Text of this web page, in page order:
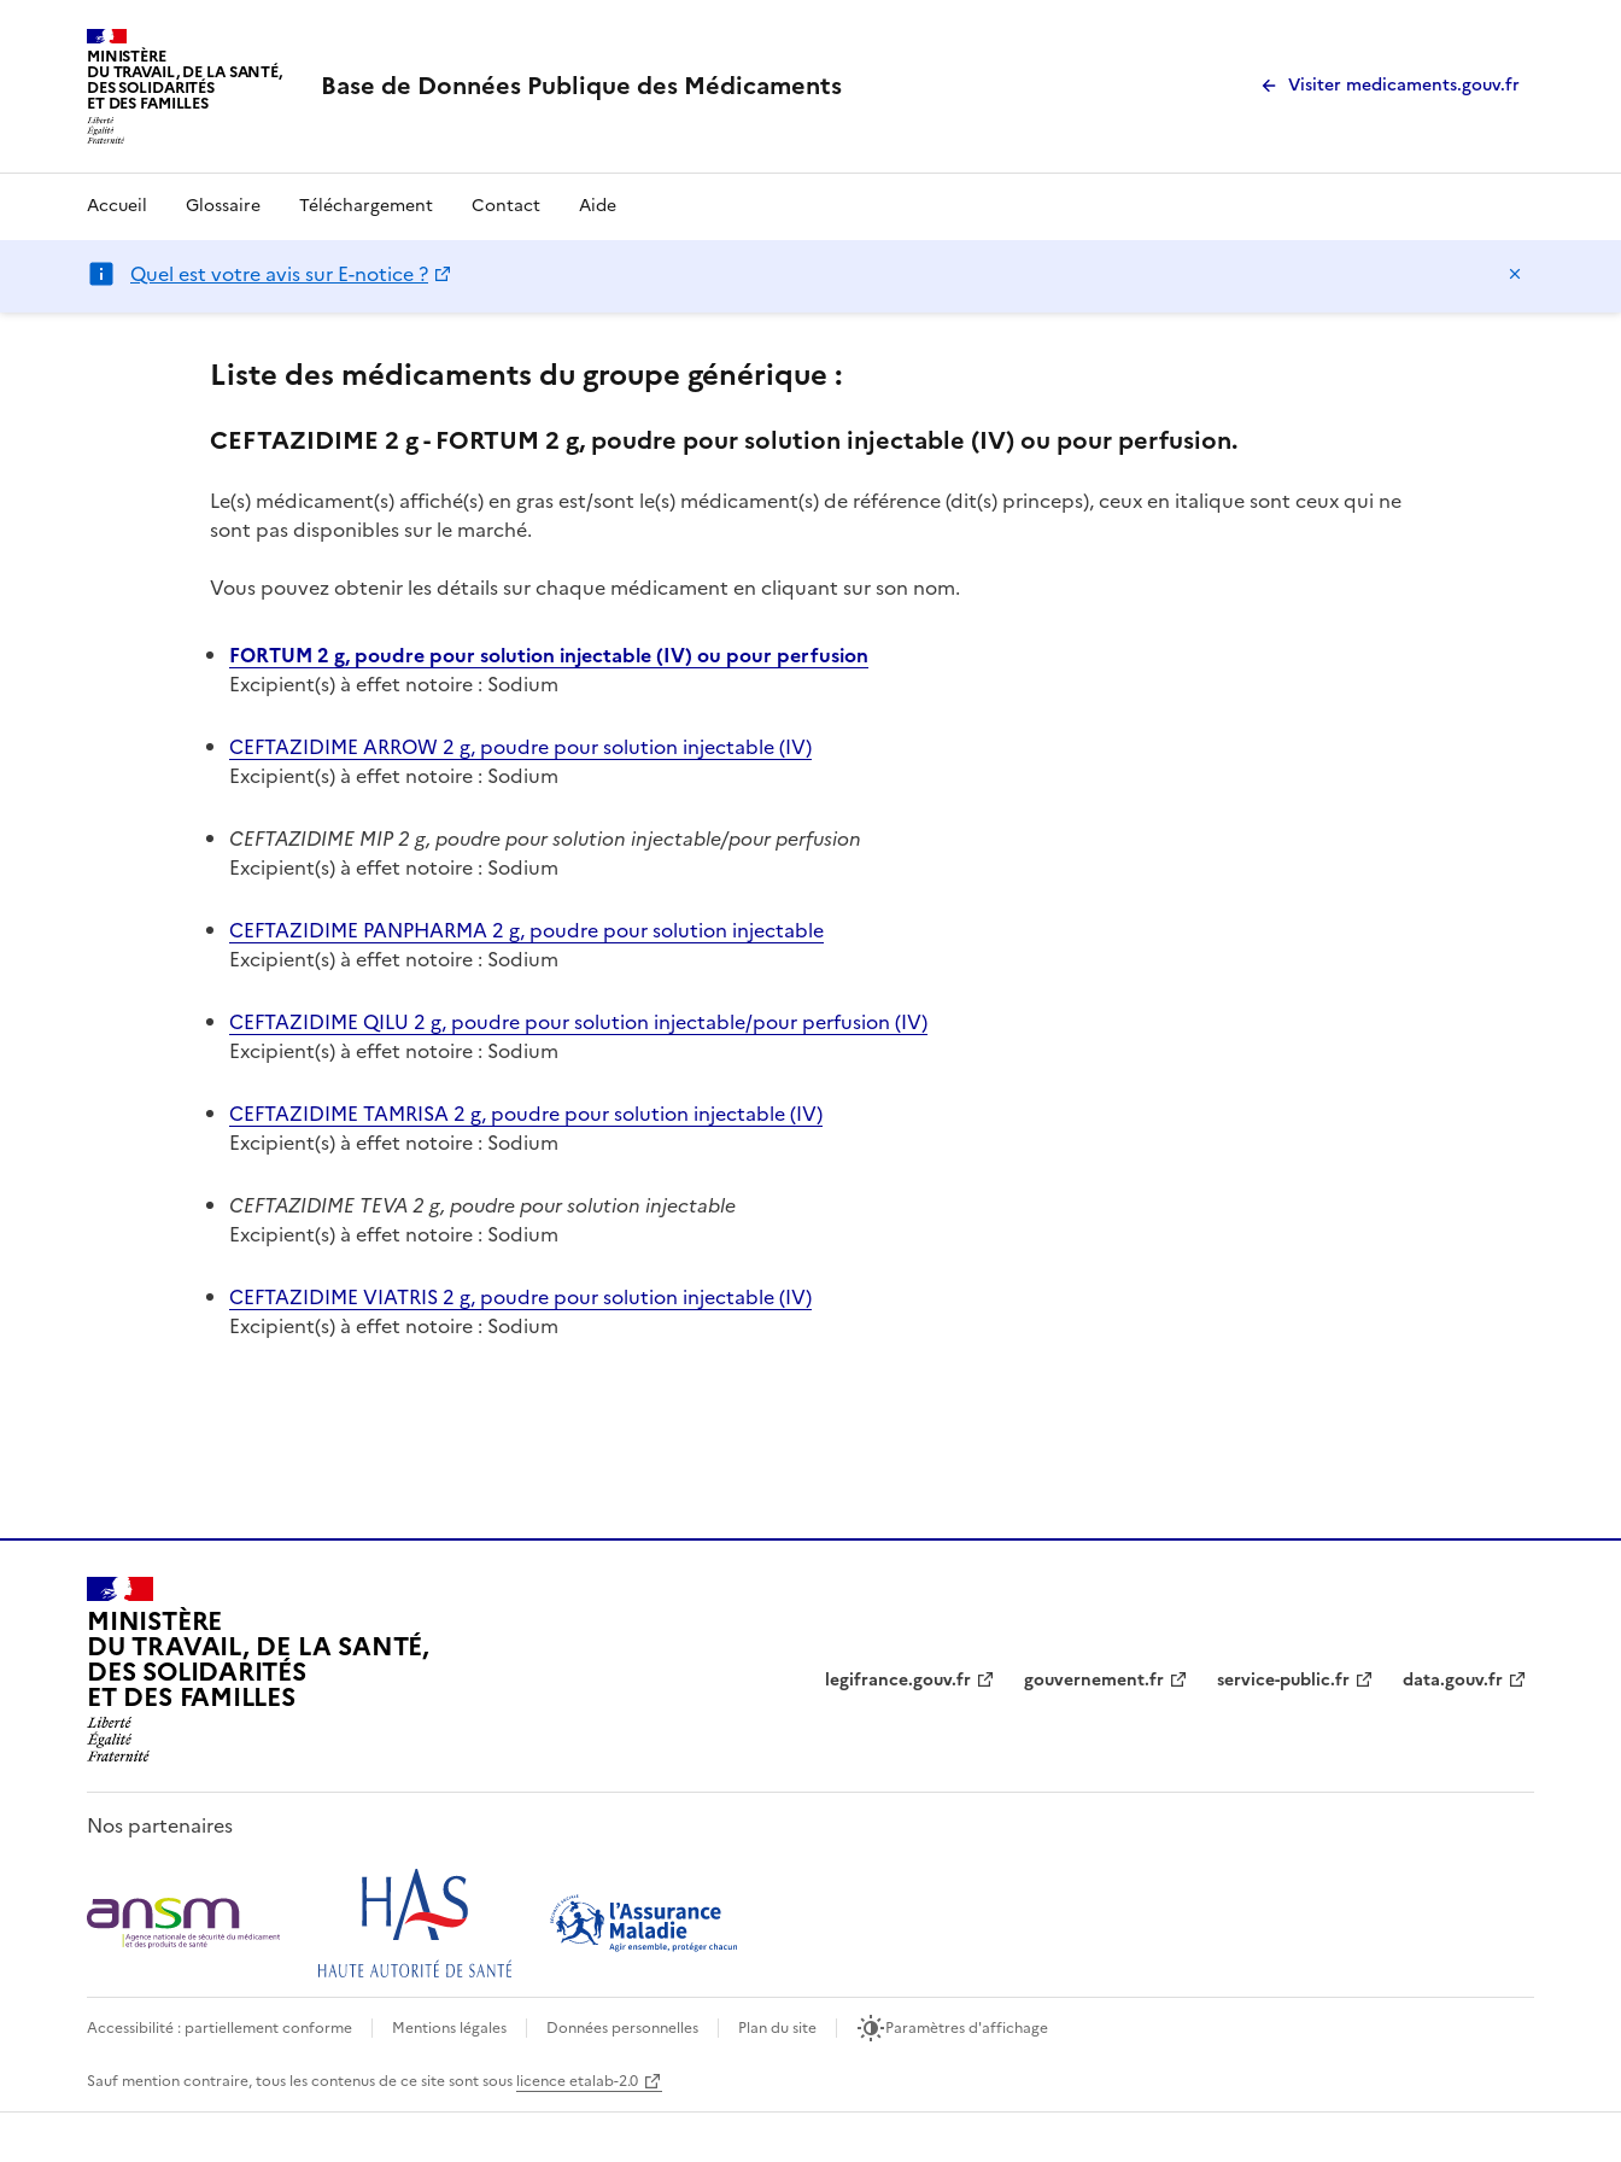
MINISTÈRE
DU TRAVAIL, DE LA SANTÉ,
DES SOLIDARITÉS
ET DES FAMILLES Base de Données Publique des Médicaments Visiter medicaments.gouv.fr
Accueil Glossaire Téléchargement Contact Aide
Quel est votre avis sur E-notice ?
Liste des médicaments du groupe générique :
CEFTAZIDIME 2 g - FORTUM 2 g, poudre pour solution injectable (IV) ou pour perfusion.
Le(s) médicament(s) affiché(s) en gras est/sont le(s) médicament(s) de référence (dit(s) princeps), ceux en italique sont ceux qui ne
sont pas disponibles sur le marché.
Vous pouvez obtenir les détails sur chaque médicament en cliquant sur son nom.
FORTUM 2 g, poudre pour solution injectable (IV) ou pour perfusion
Excipient(s) à effet notoire : Sodium
CEFTAZIDIME ARROW 2 g, poudre pour solution injectable (IV)
Excipient(s) à effet notoire : Sodium
CEFTAZIDIME MIP 2 g, poudre pour solution injectable/pour perfusion
Excipient(s) à effet notoire : Sodium
CEFTAZIDIME PANPHARMA 2 g, poudre pour solution injectable
Excipient(s) à effet notoire : Sodium
CEFTAZIDIME QILU 2 g, poudre pour solution injectable/pour perfusion (IV)
Excipient(s) à effet notoire : Sodium
CEFTAZIDIME TAMRISA 2 g, poudre pour solution injectable (IV)
Excipient(s) à effet notoire : Sodium
CEFTAZIDIME TEVA 2 g, poudre pour solution injectable
Excipient(s) à effet notoire : Sodium
CEFTAZIDIME VIATRIS 2 g, poudre pour solution injectable (IV)
Excipient(s) à effet notoire : Sodium
MINISTÈRE
DU TRAVAIL, DE LA SANTÉ,
DES SOLIDARITÉS
ET DES FAMILLES legifrance.gouv.fr gouvernement.fr service-public.fr data.gouv.fr
Nos partenaires
Accessibilité : partiellement conforme Mentions légales Données personnelles Plan du site Paramètres d'affichage
Sauf mention contraire, tous les contenus de ce site sont sous licence etalab-2.0